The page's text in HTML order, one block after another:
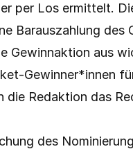
per Los ermittelt.
Barauszahlung des
Gewinnaktion aus
Gewinner*innen
die Redaktion das
des